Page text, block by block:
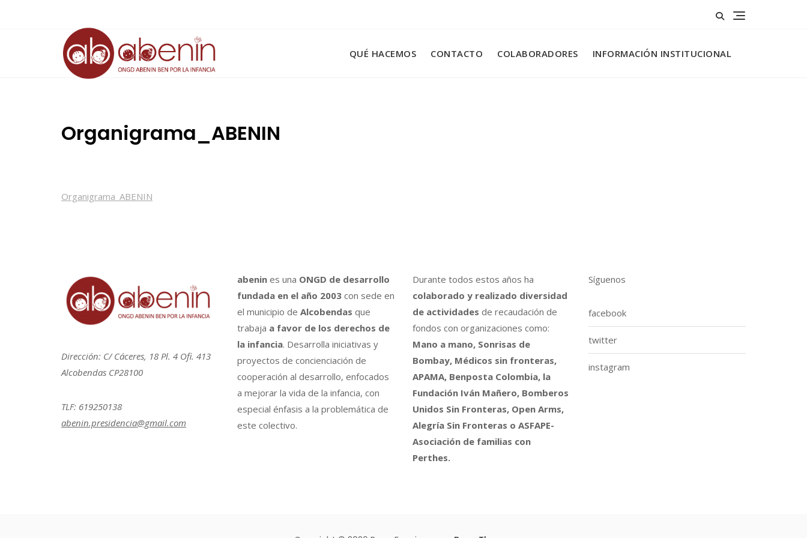
QUÉ HACEMOS
CONTACTO COLABORADORES INFORMACIÓN INSTITUCIONAL
Organigrama_ABENIN
Organigrama_ABENIN
Dirección: C/ Cáceres, 18 Pl. 4 Ofi. 413
Alcobendas CP28100
TLF: 619250138
abenin.presidencia@gmail.com
abenines una ONGD de desarrollo
fundada en el año 2003con sede en
el municipio de Alcobendas que
trabaja a favor de los derechos de
la infancia. Desarrolla iniciativas y
proyectos de concienciación de
cooperación al desarrollo, enfocados
a mejorar la vida de la infancia, con
especial énfasis a la problemática de
este colectivo.
Durante todos estos años ha
colaborado y realizado diversidad
de actividades de recaudación de
fondos con organizaciones como:
Mano a mano, Sonrisas de
Bombay, Médicos sin fronteras,
APAMA, Benposta Colombia, la
Fundación Iván Mañero, Bomberos
Unidos Sin Fronteras, Open Arms,
Alegría Sin Fronteras o ASFAPE-
Asociación de familias con
Perthes.
Síguenos
facebook
twitter
instagram